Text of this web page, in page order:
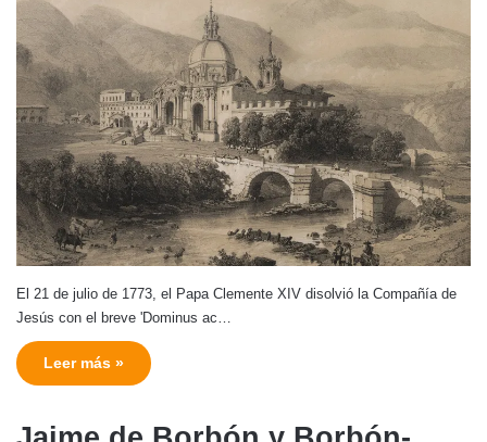
El 21 de julio de 1773, el Papa Clemente XIV disolvió la Compañía de
Jesús con el breve 'Dominus ac…
Leer más »